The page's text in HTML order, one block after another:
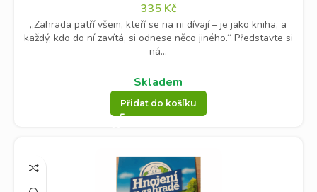
335 Kč
„Zahrada patří všem, kteří se na ni dívají – je jako kniha, a
každý, kdo do ní zavítá, si odnese něco jiného.“ Představte si
ná...
Skladem
Přidat do košíku